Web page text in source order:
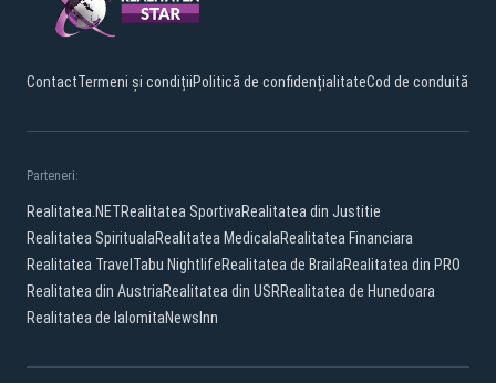
ContactTermeni și condițiiPolitică de confidențialitateCod de conduită
Parteneri:
Realitatea.NETRealitatea SportivaRealitatea din Justitie
Realitatea SpiritualaRealitatea MedicalaRealitatea Financiara
Realitatea Travel Tabu NightlifeRealitatea de BrailaRealitatea din PRO
Realitatea din AustriaRealitatea din USRRealitatea de Hunedoara
Realitatea de IalomitaNewsInn